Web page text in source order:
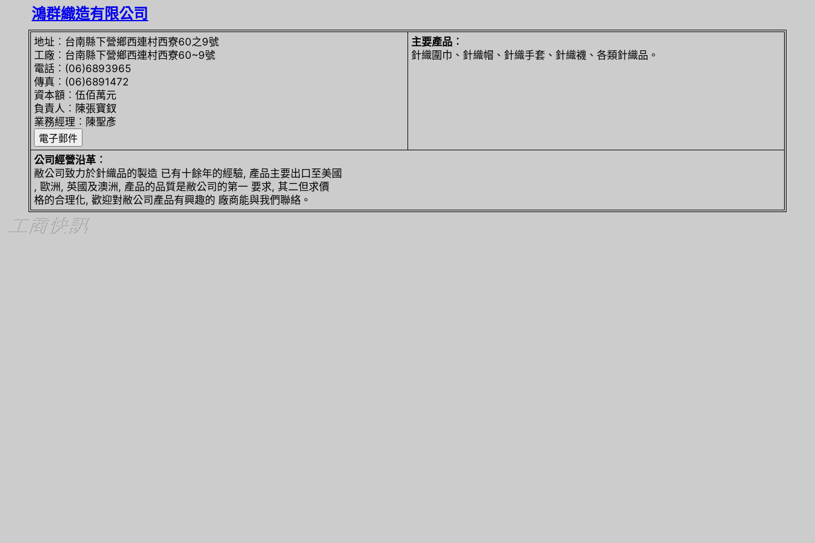
鴻群織造有限公司
地址︰台南縣下營鄉西連村西寮60之9號
工廠︰台南縣下營鄉西連村西寮60~9號
電話︰(06)6893965
傳真︰(06)6891472
資本額︰伍佰萬元
負責人︰陳張寶釵
業務經理︰陳聖彥
主要產品︰
針織圍巾、針織帽、針織手套、針織襪、各類針織品。
公司經營沿革︰
敝公司致力於針織品的製造 已有十餘年的經驗, 產品主要出口至美國
, 歐洲, 英國及澳洲, 產品的品質是敝公司的第一 要求, 其二但求價
格的合理化, 歡迎對敝公司產品有興趣的 廠商能與我們聯絡。